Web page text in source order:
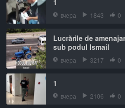
вчера 1843 0
Lucrările de
sub podul Ismail
вчера 3217 0
1
вчера 2106 0